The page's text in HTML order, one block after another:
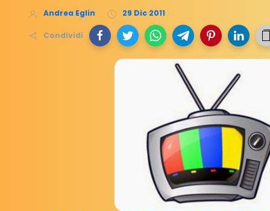
Andrea Eglin 29 Dic 2011
Condividi